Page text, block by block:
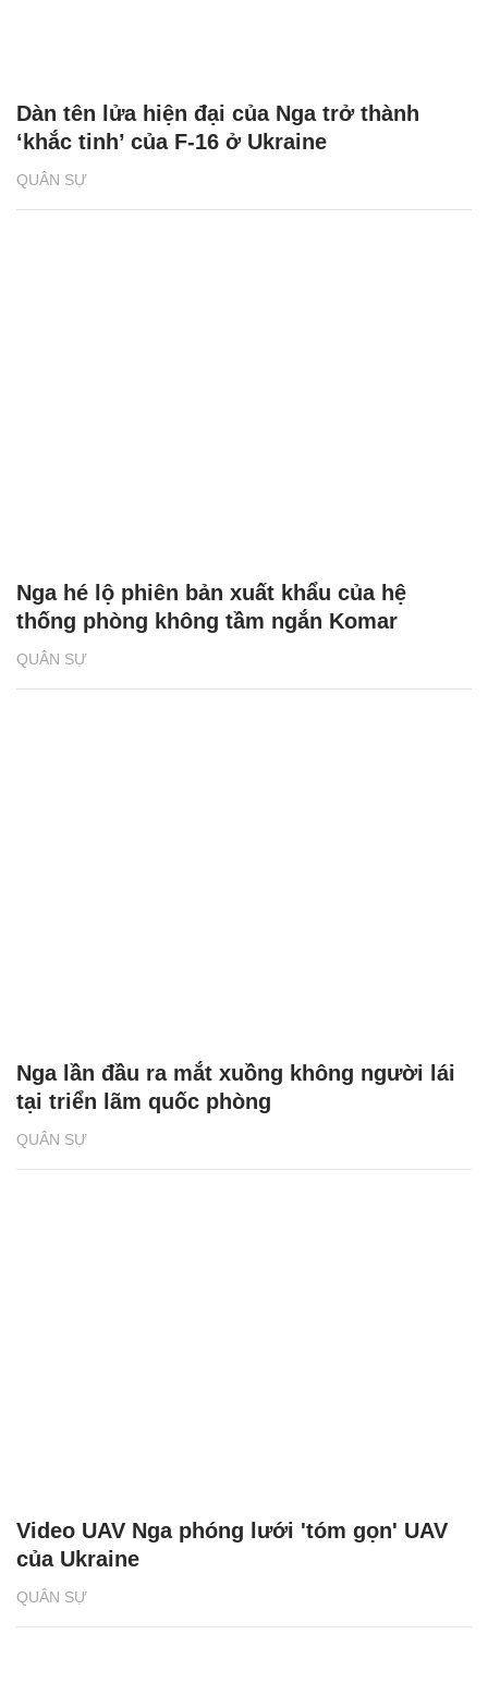
QUÂN SỰ
Dàn tên lửa hiện đại của Nga trở thành
‘khắc tinh’ của F-16 ở Ukraine
QUÂN SỰ
Nga hé lộ phiên bản xuất khẩu của hệ
thống phòng không tầm ngắn Komar
QUÂN SỰ
Nga lần đầu ra mắt xuồng không người lái
tại triển lãm quốc phòng
QUÂN SỰ
Video UAV Nga phóng lưới 'tóm gọn' UAV
của Ukraine